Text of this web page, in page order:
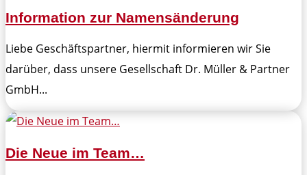
Information zur Namensänderung
Liebe Geschäftspartner, hiermit informieren wir Sie
darüber, dass unsere Gesellschaft Dr. Müller & Partner
GmbH...
Die Neue im Team…